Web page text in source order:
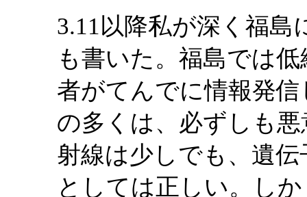
3.11以降私が深く福
も書いた。福島では
者がてんでに情報発
の多くは、必ずしも
射線は少しでも、遺
としては正しい。し